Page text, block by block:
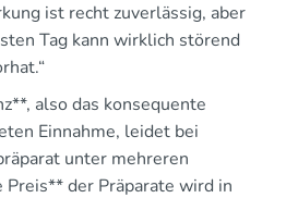
ist recht zuverlässig, aber
Tag kann wirklich störend
also das konsequente
Einnahme, leidet bei
unter mehreren
der Präparate wird in